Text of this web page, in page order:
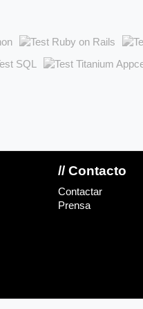
// Contacto
Contactar
Prensa